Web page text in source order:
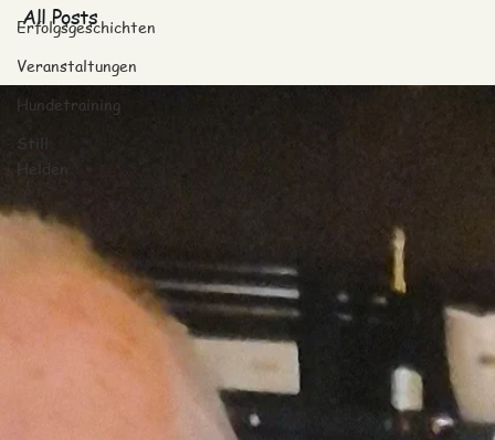
Erfolgsgeschichten
Veranstaltungen
Hundetraining
Still
Helden
All Posts